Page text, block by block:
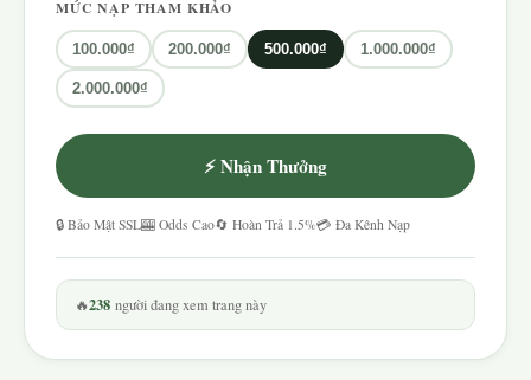
MỨC NẠP THAM KHẢO
100.000₫ 200.000₫ 500.000₫ 1.000.000₫
2.000.000₫
⚡ Nhận Thưởng
🔒 Bảo Mật SSL🎰 Odds Cao🔄 Hoàn Trả 1.5%💳 Đa Kênh Nạp
🔥238 người đang xem trang này